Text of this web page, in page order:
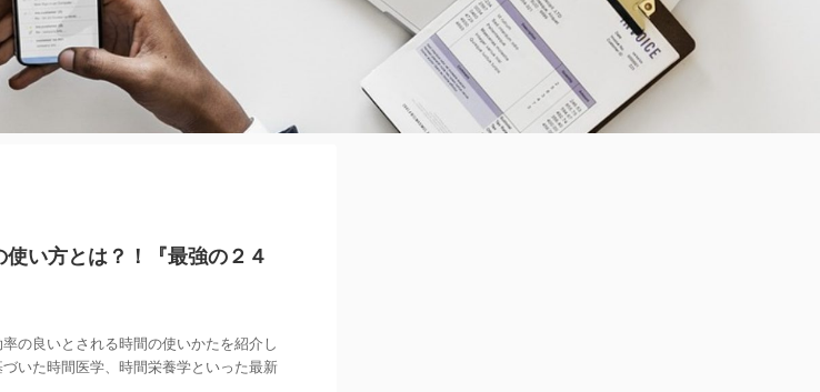
い方とは？！『最強の２４
の良いとされる時間の使いかたを紹介し
いた時間医学、時間栄養学といった最新